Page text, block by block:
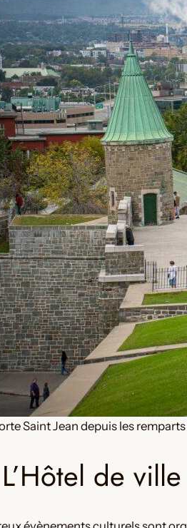
Saint Jean depuis les remparts
de